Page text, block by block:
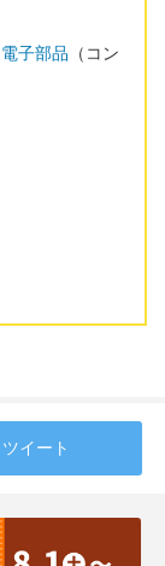
電子部品 （コン
ツイート